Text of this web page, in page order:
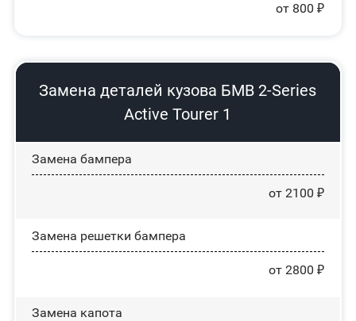
от 800 ₽
Замена деталей кузова БМВ 2-Series
Active Tourer 1
Замена бампера
от 2100 ₽
Замена решетки бампера
от 2800 ₽
Замена капота